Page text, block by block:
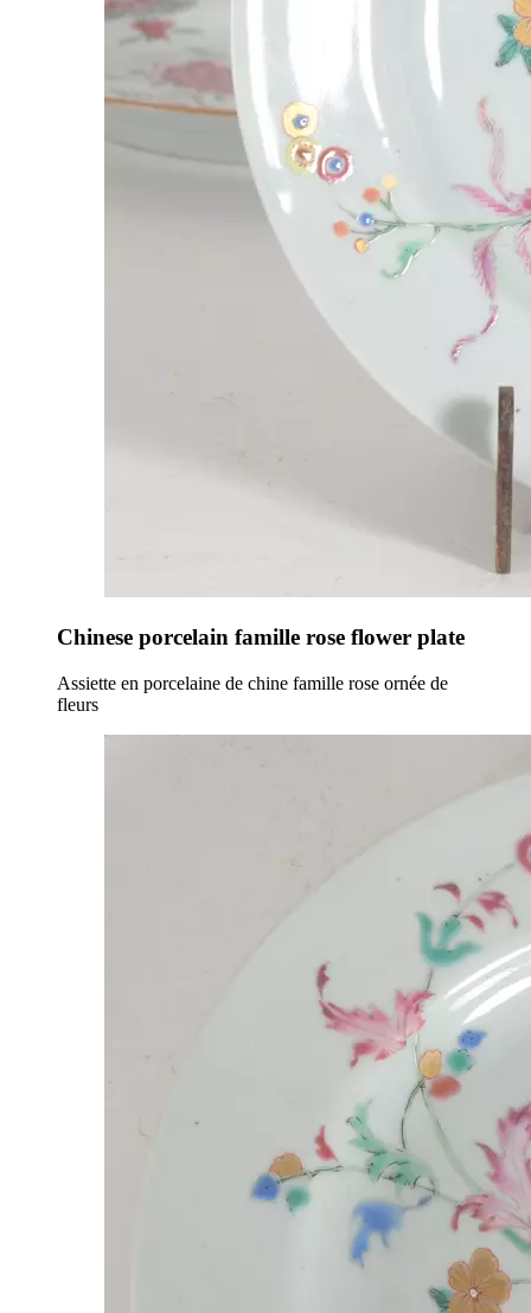
Chinese porcelain famille rose flower plate
Assiette en porcelaine de chine famille rose ornée de
fleurs